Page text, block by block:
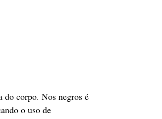
do corpo. Nos negros é
o uso de